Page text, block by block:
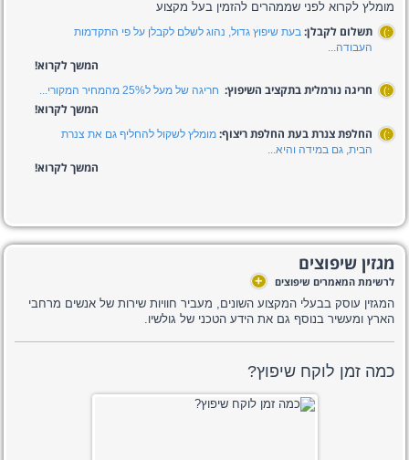
מומלץ לקרוא לפני שממהרים להזמין בעל מקצוע
:) תשלום לקבלן: בעת שיפוץ גדול, נהוג לשלם לקבלן על פי התקדמות
העבודה...
המשך לקרוא!
:) חריגה נורמלית בתקציב השיפוץ: חריגה של מעל ל25% מהמחיר המקורי...
המשך לקרוא!
:) החלפת צנרת בעת החלפת ריצוף: מומלץ לשקול להחליף גם את צנרת
הבית, גם במידה והיא...
המשך לקרוא!
מגזין שיפוצים
לרשימת המאמרים שיפוצים +
המגזין עוסק בבעלי המקצוע השונים, מעביר חוויות שירות של אנשים מרחבי
הארץ ומעשיר בנוסף גם את הידע הטכני של גולשיו.
כמה זמן לוקח שיפוץ?